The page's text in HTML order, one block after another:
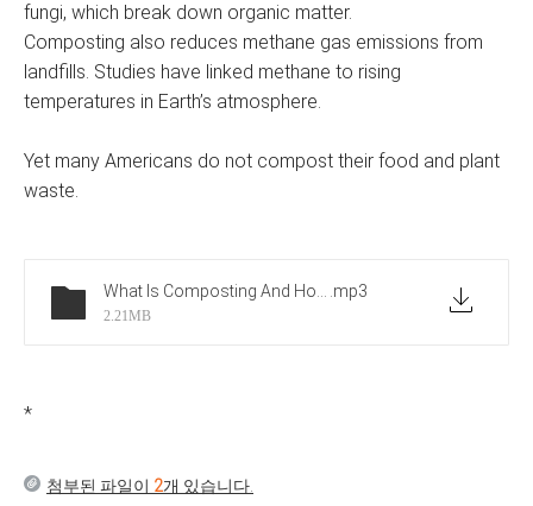
fungi, which break down organic matter.
Composting also reduces methane gas emissions from
landfills. Studies have linked methane to rising
temperatures in Earth’s atmosphere.
Yet many Americans do not compost their food and plant
waste.
.mp3
2.21MB
*
첨부된 파일이 2개 있습니다.